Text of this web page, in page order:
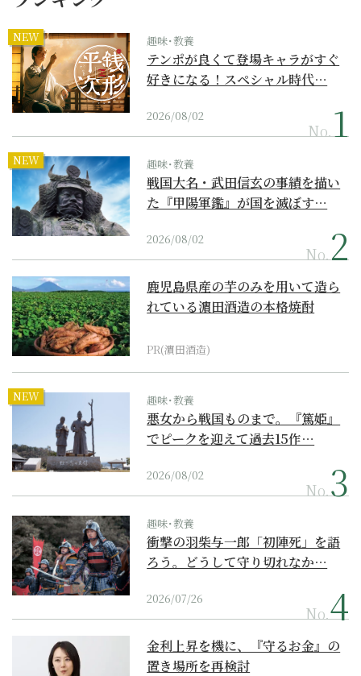
NEW 趣味･教養
テンポが良くて登場キャラがすぐ
好きになる！スペシャル時代…
2026/08/02
No.
NEW 趣味･教養
戦国大名・武田信玄の事績を描い
た『甲陽軍鑑』が国を滅ぼす…
2026/08/02
No.
鹿児島県産の芋のみを用いて造ら
れている濵田酒造の本格焼酎
PR(濵田酒造)
NEW 趣味･教養
悪女から戦国ものまで。『篤姫』
でピークを迎えて過去15作…
2026/08/02
No.
趣味･教養
衝撃の羽柴与一郎「初陣死」を語
ろう。どうして守り切れなか…
2026/07/26
No.
金利上昇を機に、『守るお金』の
置き場所を再検討